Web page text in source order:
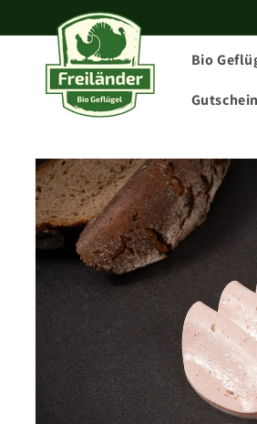
Inhalt
Bio
Gutschein
Zu
Produktinformationen
springen